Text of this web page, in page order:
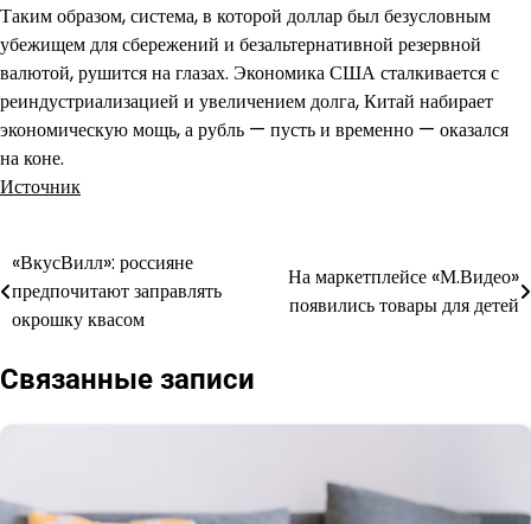
Таким образом, система, в которой доллар был безусловным
убежищем для сбережений и безальтернативной резервной
валютой, рушится на глазах. Экономика США сталкивается с
реиндустриализацией и увеличением долга, Китай набирает
экономическую мощь, а рубль — пусть и временно — оказался
на коне.
Источник
Навигация
по
«ВкусВилл»: россияне
предпочитают заправлять
окрошку квасом
На маркетплейсе «М.Видео»
появились товары для детей
Связанные записи